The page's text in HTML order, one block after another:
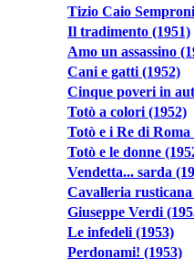
Tizio Caio
Il tradimento (1951)
Amo un assassino
Cani e gatti (1952)
Cinque poveri in
Totò a colori (1952)
Totò e i Re di Roma
Totò e le donne
Vendetta... sarda
Cavalleria rusticana
Giuseppe Verdi
Le infedeli (1953)
Perdonami! (1953)